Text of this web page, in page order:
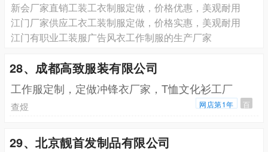
新会厂家直销工装工衣制服定做，价格优惠，美观耐用
江门厂家供应工衣工装制服定做，价格实惠，美观耐用
江门有职业工装服广告风衣工作制服的生产厂家
28、成都高致服装有限公司
工作服定制，定做冲锋衣厂家，T恤文化衫工厂
查煜 网店第1年 百
29、北京靓首发制品有限公司